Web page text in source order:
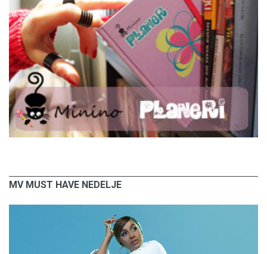
MV MUST HAVE NEDELJE